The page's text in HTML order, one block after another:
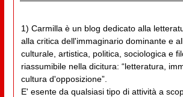
1) Carmilla è un blog dedicato alla
alla critica dell'immaginario dominante e
culturale, artistica, politica, sociologica e
riassumibile nella dicitura: “letteratura,
cultura d'opposizione”.
E' esente da qualsiasi tipo di attività a